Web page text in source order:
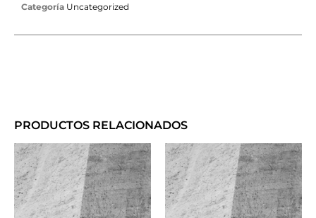
PRODUCTOS RELACIONADOS
Categoría Uncategorized